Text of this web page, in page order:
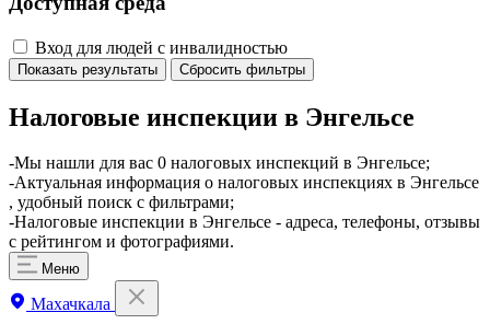
Вход для людей с инвалидностью
Показать результаты Сбросить фильтры
Налоговые инспекции в Энгельсе
​-Мы нашли для вас 0 налоговых инспекций в Энгельсе;
-Актуальная информация о налоговых инспекциях в Энгельсе
, удобный поиск с фильтрами;
-Налоговые инспекции в Энгельсе - адреса, телефоны, отзывы
с рейтингом и фотографиями.
Меню
Махачкала